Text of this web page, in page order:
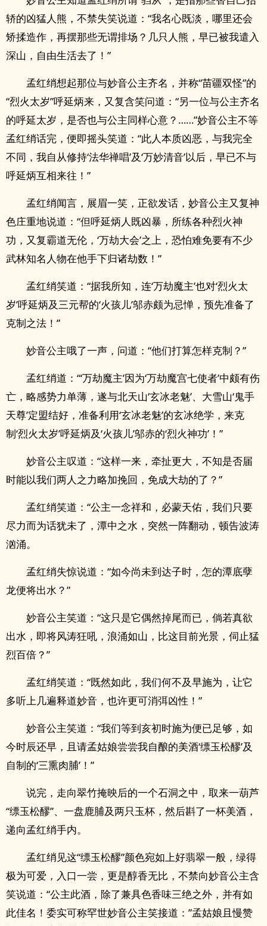
轿的凶猛人熊，不禁失笑说道：“我名心既淡，哪里还会
矫揉造作，再摆那些无谓排场？几只人熊，早已被我遣入
深山，自由生活去了！”
孟红绡想起那位与妙音公主齐名，并称“苗疆双怪”的
“烈火太岁”呼延炳来，又复含笑问道：“另一位与公主齐名
的呼延太岁，是否也与公主同样心意？……”妙音公主不等
孟红绡话完，便即摇头笑道：“此人本质凶恶，与我完全
不同，我自从修持‘法华禅唱’及‘万妙清音’以后，早已不与
呼延炳互相来往！”
孟红绡闻言，展眉一笑，正欲发话，妙音公主又复神
色庄重地说道：“但呼延炳人既凶暴，所练各种烈火神
功，又复霸道无伦，‘万劫大会’之上，恐怕难免要有不少
武林知名人物在他手下归诸劫数！”
孟红绡笑道：“据我所知，连‘万劫魔主’也对‘烈火太
岁’呼延炳及三元帮的‘火孩儿’邬赤颇为忌惮，预先准备了
克制之法！”
妙音公主哦了一声，问道：“他们打算怎样克制？”
孟红绡道：“‘万劫魔主’因为‘万劫魔宫七使者’中颇有伤
亡，略感势力单薄，遂与北天山‘玄冰老魅’、大雪山‘鬼手
天尊’定盟结好，准备利用‘玄冰老魅’的玄冰绝学，来克
制‘烈火太岁’呼延炳及‘火孩儿’邬赤的‘烈火神功’！”
妙音公主叹道：“这样一来，牵扯更大，不知是否届
时能以我们两人之力略加挽回，免成大劫的了？”
孟红绡笑道：“公主一念祥和，必蒙天佑，我们只要
尽力而为话犹未了，潭中之水，突然一阵翻动，顿告波涛
汹涌。
孟红绡失惊说道：“如今尚未到达子时，怎的潭底孽
龙便将出水？”
妙音公主笑道：“这只是它偶然掉尾而已，倘若真欲
出水，即将风涛狂吼，浪涌如山，比这目前光景，伺止猛
烈百倍？”
孟红绡笑道：“既然如此，我们何不及早施为，让它
多听上几遍释道妙音，也许更可消弭凶性！”
妙音公主笑道：“我们等到亥初时施为便已足够，如
今时辰还早，且请孟姑娘尝尝我自酿的美酒‘缥玉松醪’及
自制的‘三熏肉脯’！”
说完，走向翠竹掩映后的一个石洞之中，取来一葫芦
“缥玉松醪”、一盘鹿脯及两只玉杯，然后斟了一杯美酒，
递向孟红绡手内。
孟红绡见这“缥玉松醪”颜色宛如上好翡翠一般，绿得
极为可爱，入口一尝，更是醇香无比，不禁向妙音公主含
笑说道：“公主此酒，除了兼具色香味三绝之外，并有如
此佳名！委实可称罕世妙音公主笑接道：”孟姑娘且慢赞